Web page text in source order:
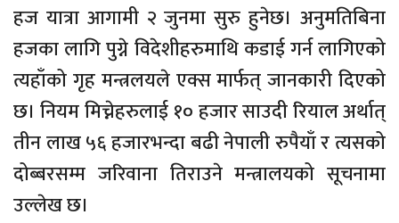
हज यात्रा आगामी २ जुनमा सुरु हुनेछ। अनुमतिबिना
हजका लागि पुग्ने विदेशीहरुमाथि कडाई गर्न लागिएको
त्यहाँको गृह मन्त्रलयले एक्स मार्फत् जानकारी दिएको
छ। नियम मिच्नेहरुलाई १० हजार साउदी रियाल अर्थात्
तीन लाख ५६ हजारभन्दा बढी नेपाली रुपैयाँ र त्यसको
दोब्बरसम्म जरिवाना तिराउने मन्त्रालयको सूचनामा
उल्लेख छ।